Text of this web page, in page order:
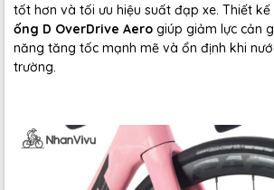
tốt hơn và tối ưu hiệu suất đạp xe. Thiết
ống D OverDrive Aero giúp giảm lực cản
năng tăng tốc mạnh mẽ và ổn định khi
trường.